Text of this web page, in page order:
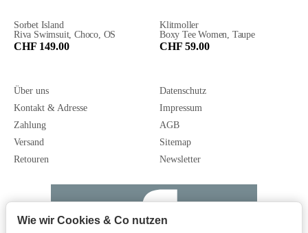
Sorbet Island
Riva Swimsuit, Choco, OS
CHF 149.00
Klitmoller
Boxy Tee Women, Taupe
CHF 59.00
Über uns
Kontakt & Adresse
Zahlung
Versand
Retouren
Datenschutz
Impressum
AGB
Sitemap
Newsletter
Wie wir Cookies & Co nutzen